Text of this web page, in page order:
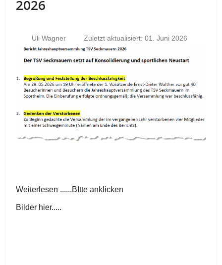
2026
Uli Wagner Zuletzt aktualisiert: 01. Juni 2026
Weiterlesen ......BItte anklicken
Bilder hier.....